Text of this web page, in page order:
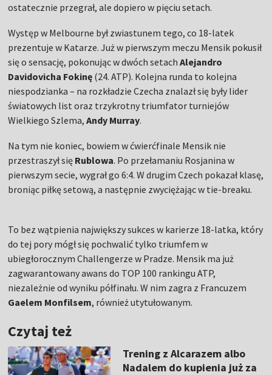
ostatecznie przegrał, ale dopiero w pięciu setach.
Występ w Melbourne był zwiastunem tego, co 18-latek
prezentuje w Katarze. Już w pierwszym meczu Mensik pokusił
się o sensację, pokonując w dwóch setachAlejandro
Davidovicha Fokinę (24. ATP). Kolejna runda to kolejna
niespodzianka – na rozkładzie Czecha znalazł się były lider
światowych list oraz trzykrotny triumfator turniejów
Wielkiego Szlema,Andy Murray.
Na tym nie koniec, bowiem w ćwierćfinale Mensik nie
przestraszył się Rublowa. Po przełamaniu Rosjanina w
pierwszym secie, wygrał go 6:4. W drugim Czech pokazał klasę,
broniąc piłkę setową, a następnie zwyciężając w tie-breaku.
To bez wątpienia największy sukces w karierze 18-latka, który
do tej pory mógł się pochwalić tylko triumfem w
ubiegłorocznym Challengerze w Pradze. Mensik ma już
zagwarantowany awans do TOP 100 rankingu ATP,
niezależnie od wyniku półfinału. W nim zagra z Francuzem
Gaelem Monfilsem, również utytułowanym.
Czytaj też
Trening z Alcarazem albo
Nadalem do kupienia już za